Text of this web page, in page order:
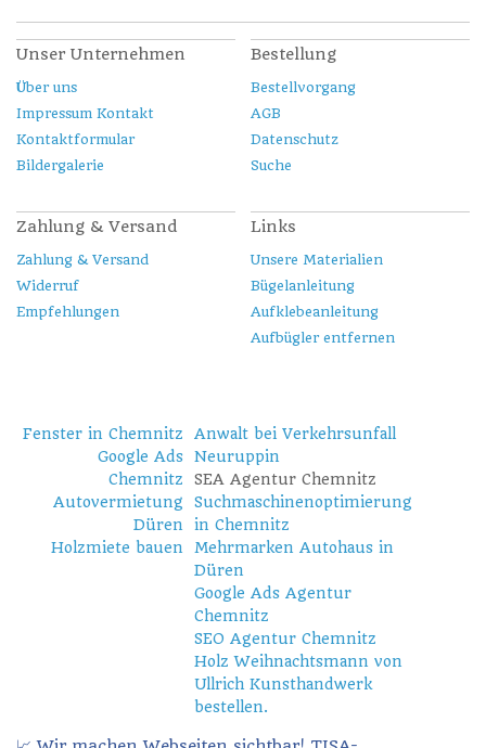
Unser Unternehmen
Über uns
Impressum Kontakt
Kontaktformular
Bildergalerie
Bestellung
Bestellvorgang
AGB
Datenschutz
Suche
Zahlung & Versand
Zahlung & Versand
Widerruf
Empfehlungen
Links
Unsere Materialien
Bügelanleitung
Aufklebeanleitung
Aufbügler entfernen
Fenster in Chemnitz
Google Ads
Chemnitz
Autovermietung
Düren
Holzmiete bauen
Anwalt bei Verkehrsunfall
Neuruppin
SEA Agentur Chemnitz
Suchmaschinenoptimierung
in Chemnitz
Mehrmarken Autohaus in
Düren
Google Ads Agentur
Chemnitz
SEO Agentur Chemnitz
Holz Weihnachtsmann von
Ullrich Kunsthandwerk
bestellen.